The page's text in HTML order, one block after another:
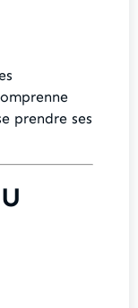
prendre ses